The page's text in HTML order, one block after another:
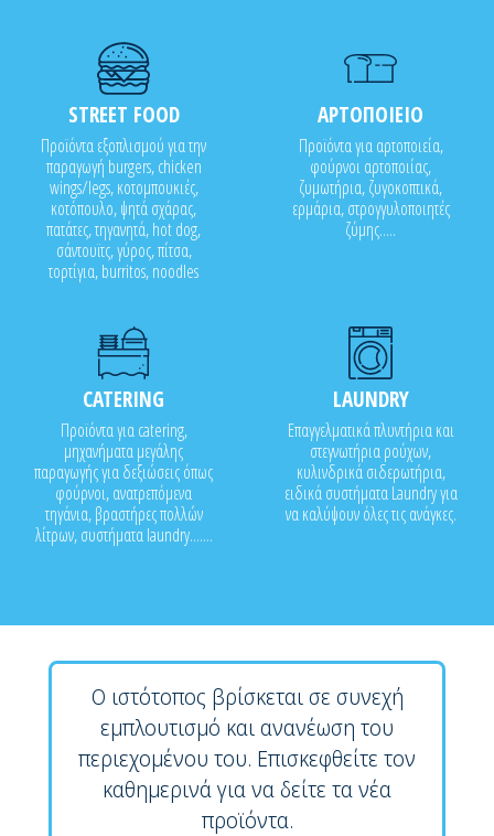
STREET FOOD
Προϊόντα εξοπλισμού για την
παραγωγή burgers, chicken
wings/legs, κοτομπουκιές,
κοτόπουλο, ψητά σχάρας,
πατάτες, τηγανητά, hot dog,
σάντουϊτς, γύρος, πίτσα,
τορτίγια, burritos, noodles
ΑΡΤΟΠΟΙΕΙΟ
Προϊόντα για αρτοποιεία,
φούρνοι αρτοποιίας,
ζυμωτήρια, ζυγοκοπτικά,
ερμάρια, στρογγυλοποιητές
ζύμης.....
CATERING
Προϊόντα για catering,
μηχανήματα μεγάλης
παραγωγής για δεξιώσεις όπως
φούρνοι, ανατρεπόμενα
τηγάνια, βραστήρες πολλών
λίτρων, συστήματα laundry.......
LAUNDRY
Επαγγελματικά πλυντήρια και
στεγνωτήρια ρούχων,
κυλινδρικά σιδερωτήρια,
ειδικά συστήματα Laundry για
να καλύψουν όλες τις ανάγκες.
Ο ιστότοπος βρίσκεται σε συνεχή
εμπλουτισμό και ανανέωση του
περιεχομένου του. Επισκεφθείτε τον
καθημερινά για να δείτε τα νέα
προϊόντα.